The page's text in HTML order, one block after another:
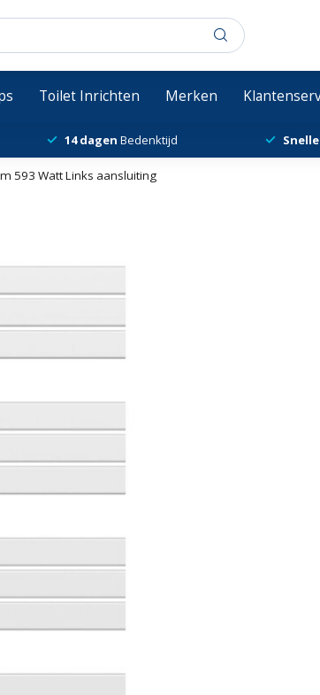
Toilet Inrichten Merken
14 dagen Bedenktijd
593 Watt Links aansluiting